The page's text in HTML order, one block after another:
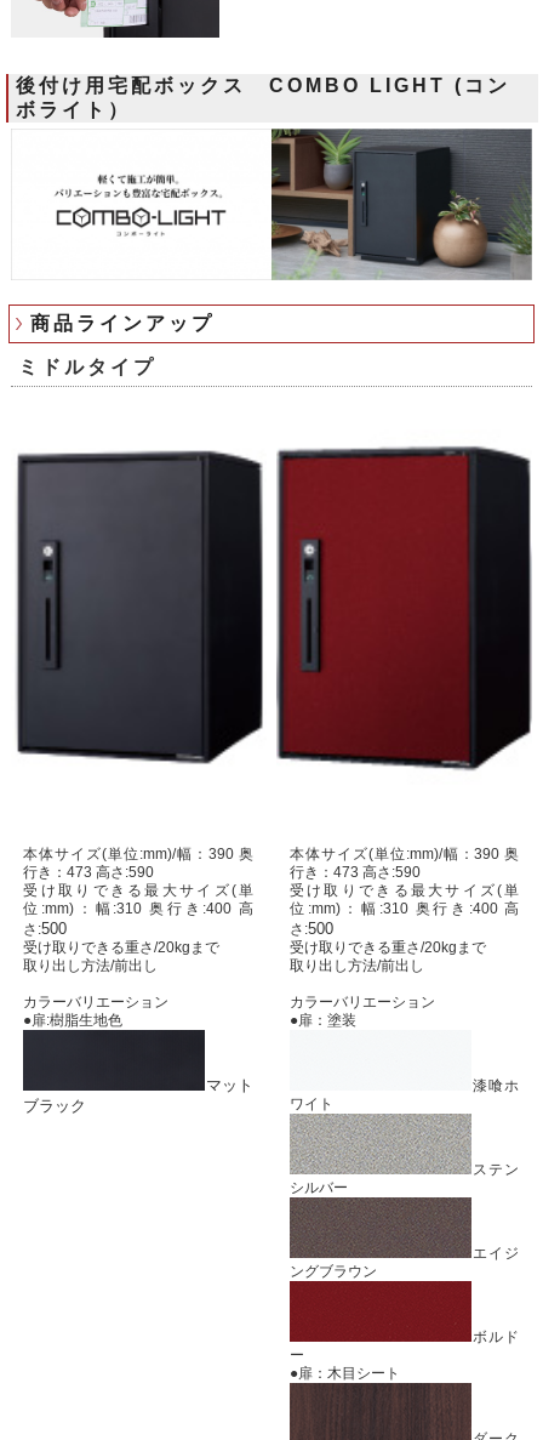
後付け用宅配ボックス COMBO LIGHT (コン
ボライト）
商品ラインアップ
ミドルタイプ
本体サイズ(単位:mm)/幅：390 奥
行き：473 高さ:590
受け取りできる最大サイズ(単
位:mm)：幅:310 奥行き:400 高
さ:500
受け取りできる重さ/20kgまで
取り出し方法/前出し
カラーバリエーション
●扉:樹脂生地色
マット
ブラック
本体サイズ(単位:mm)/幅：390 奥
行き：473 高さ:590
受け取りできる最大サイズ(単
位:mm)：幅:310 奥行き:400 高
さ:500
受け取りできる重さ/20kgまで
取り出し方法/前出し
カラーバリエーション
●扉：塗装
漆喰ホ
ワイト
ステン
シルバー
エイジ
ングブラウン
ボルド
ー
●扉：木目シート